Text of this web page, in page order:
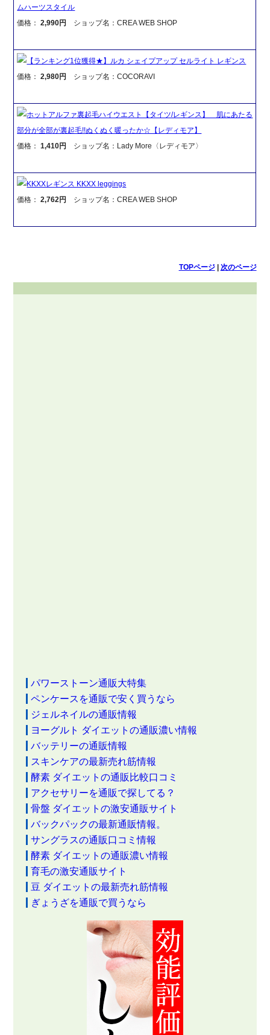
ムハーツスタイル
価格：2,990円 ショップ名：CREA WEB SHOP
【ランキング1位獲得★】ルカ シェイプアップ セルライト レギンス
価格：2,980円 ショップ名：COCORAVI
ホットアルファ裏起毛ハイウエスト【タイツ/レギンス】 肌にあたる
部分が全部が裏起毛!!ぬくぬく暖ったか☆【レディモア】
価格：1,410円 ショップ名：Lady More〈レディモア〉
KKXXレギンス KKXX leggings
価格：2,762円 ショップ名：CREA WEB SHOP
TOPページ| 次のページ
パワーストーン通販大特集
ペンケースを通販で安く買うなら
ジェルネイルの通販情報
ヨーグルト ダイエットの通販濃い情報
バッテリーの通販情報
スキンケアの最新売れ筋情報
酵素 ダイエットの通販比較口コミ
アクセサリーを通販で探してる？
骨盤 ダイエットの激安通販サイト
バックパックの最新通販情報。
サングラスの通販口コミ情報
酵素 ダイエットの通販濃い情報
育毛の激安通販サイト
豆 ダイエットの最新売れ筋情報
ぎょうざを通販で買うなら